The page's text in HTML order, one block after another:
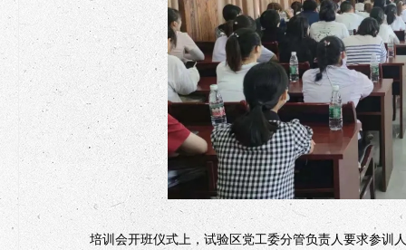
培训会开班仪式上，试验区党工委分管负责人要求参训